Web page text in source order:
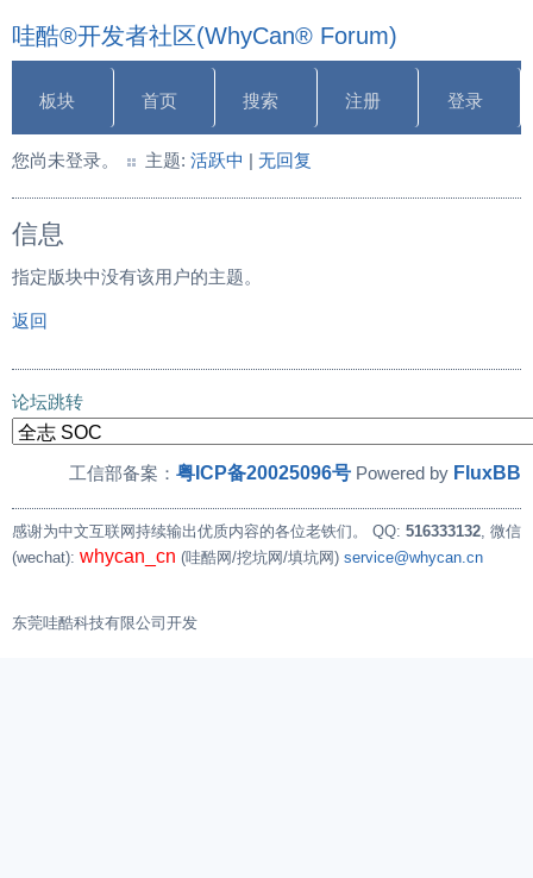
哇酷®开发者社区(WhyCan® Forum)
板块 首页 搜索 注册 登录
您尚未登录。 主题: 活跃中 | 无回复
信息
指定版块中没有该用户的主题。
返回
论坛跳转
工信部备案： 粤ICP备20025096号 Powered by FluxBB
感谢为中文互联网持续输出优质内容的各位老铁们。 QQ: 516333132, 微信
(wechat): whycan_cn (哇酷网/挖坑网/填坑网) service@whycan.cn
东莞哇酷科技有限公司开发